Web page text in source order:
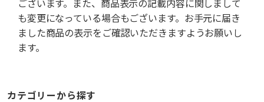
ございます。また、商品表示の記載内容に関しまして
も変更になっている場合もございます。お手元に届き
ました商品の表示をご確認いただきますようお願いし
ます。
カテゴリーから探す